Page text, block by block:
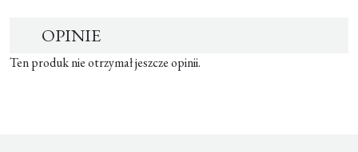
OPINIE
Ten produk nie otrzymał jeszcze opinii.